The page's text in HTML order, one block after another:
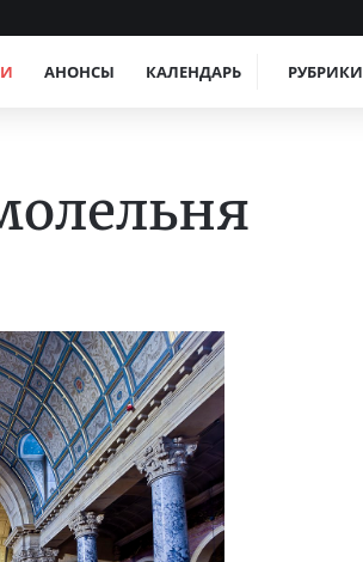
АНОНСЫ КАЛЕНДАРЬ РУБРИКИ